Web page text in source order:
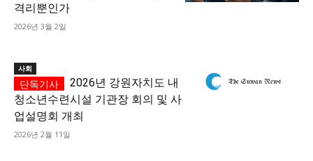
격리뿐인가
2026년 3월 2일
사회
2026년 강원자치도 내
청소년수련시설 기관장 회의 및 사
업설명회 개최
2026년 2월 11일